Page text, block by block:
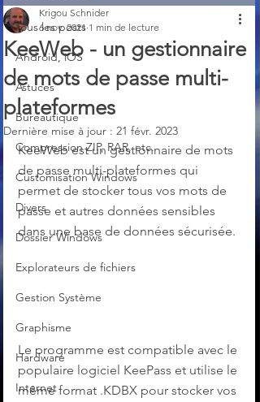
Tous les posts
Android, iOS
Astuces
Bureautique
Compression ZIP, RAR, etc.
Customisation Windows
Divers
Dossier Windows
Explorateurs de fichiers
Gestion Système
Graphisme
Hardware
Internet
KeeWeb - un gestionnaire
de mots de passe multi-
plateformes
Krigou Schnider
6 nov. 2021 1 min de lecture
Dernière mise à jour : 21 févr. 2023
KeeWeb est un gestionnaire de mots
de passe multi-plateformes qui
permet de stocker tous vos mots de
passe et autres données sensibles
dans une base de données sécurisée.
Le programme est compatible avec le
populaire logiciel KeePass et utilise le
même format .KDBX pour stocker vos